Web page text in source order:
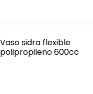
Vaso sidra flexible
polipropileno 600cc